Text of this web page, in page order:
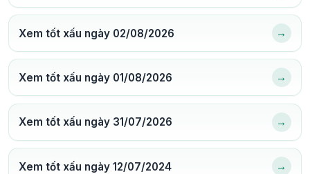
Xem tốt xấu ngày 02/08/2026 →
Xem tốt xấu ngày 01/08/2026 →
Xem tốt xấu ngày 31/07/2026 →
Xem tốt xấu ngày 12/07/2024 →